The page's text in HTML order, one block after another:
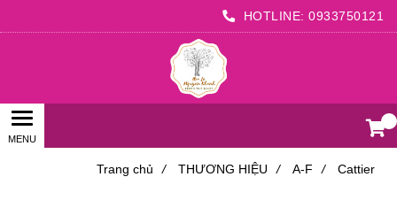
HOTLINE: 0933750121
Trang chủ / THƯƠNG HIỆU / A-F / Cattier